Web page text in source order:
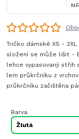
Tričko dámské XS -
složení se může lišit -
lehce vypasovaný střih
lem průkrčníku z
průkrčníku začištěna
Barva